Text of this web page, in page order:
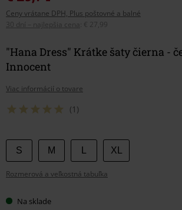
Ceny vrátane DPH, Plus poštovné a balné
30 dní – najlepšia cena
€ 27,99
"Hana Dress" Krátke šaty čierna -
Innocent
Viac informácií o tovare
(1)
Vyberte
si
veľkosť
S M XL
Rozmerová a veľkostná tabuľka
Na sklade